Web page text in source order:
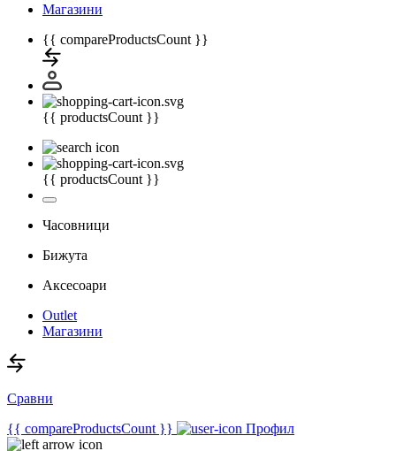
Магазини
{{ compareProductsCount }}
{{ productsCount }}
{{ productsCount }}
Часовници
Бижута
Аксесоари
Outlet
Магазини
Сравни
{{ compareProductsCount }}
Профил